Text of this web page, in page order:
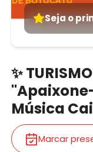
Seja o
✨
Música
Marcar